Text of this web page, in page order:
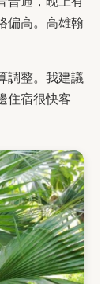
偏高。高雄翰
調整。我建議
住宿很快客